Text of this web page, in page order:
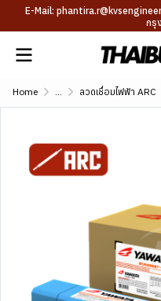
E-Mail:
กรุ
Home ... ลวดเชื่อมไฟฟ้า ARC